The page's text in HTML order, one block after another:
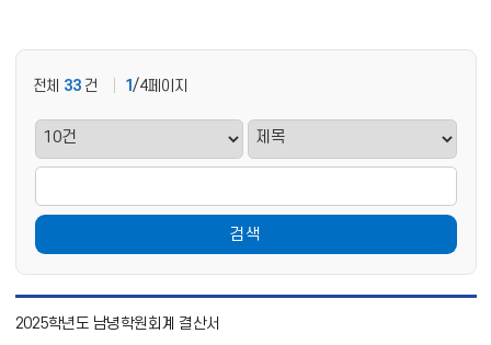
전체 33 건 1 /4페이지
검색
인
2025학년도 남녕학원회계 결산서